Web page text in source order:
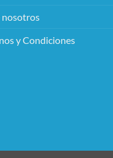
nosotros
y Condiciones